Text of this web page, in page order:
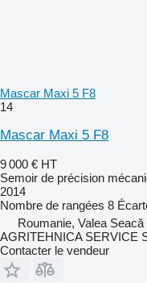
Mascar Maxi 5 F8
14
Mascar Maxi 5 F8
9 000 € HT
Semoir de précision
2014
Nombre de rangées 8
Roumanie, Valea Seacă
AGRITEHNICA SERVICE
Contacter le vendeur